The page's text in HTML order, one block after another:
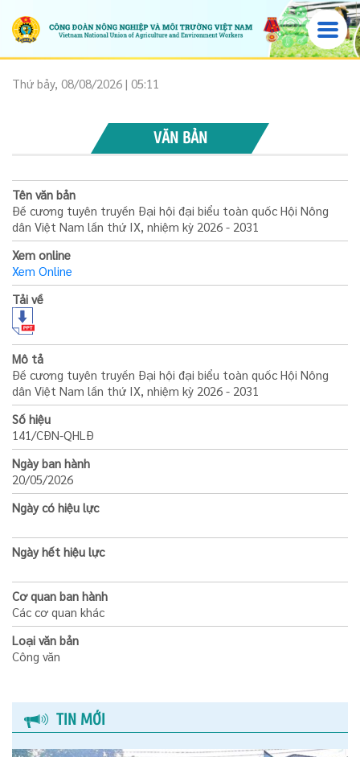
Thứ bảy, 08/08/2026 | 05:11
VĂN BẢN
Tên văn bản
Đề cương tuyên truyền Đại hội đại biểu toàn quốc Hội Nông
dân Việt Nam lần thứ IX, nhiệm kỳ 2026 - 2031
Xem online
Xem Online
Tải về
Mô tả
Đề cương tuyên truyền Đại hội đại biểu toàn quốc Hội Nông
dân Việt Nam lần thứ IX, nhiệm kỳ 2026 - 2031
Số hiệu
141/CĐN-QHLÐ
Ngày ban hành
20/05/2026
Ngày có hiệu lực
Ngày hết hiệu lực
Cơ quan ban hành
Các cơ quan khác
Loại văn bản
Công văn
TIN MỚI